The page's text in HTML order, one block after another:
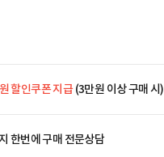
할인쿠폰 지급(3만원 이상 구매 시)
한번에구매 전문상담